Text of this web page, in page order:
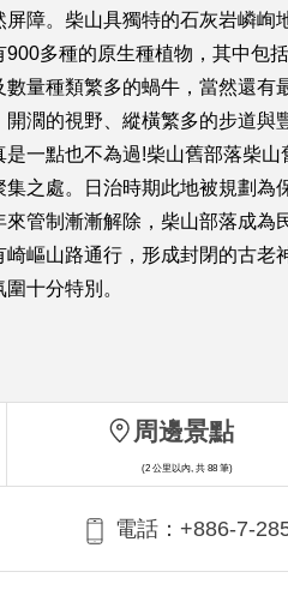
障。柴山具獨特的石灰岩嶙
多種的原生種植物，其中
量種類繁多的蝸牛，當然還
濶的視野、縱橫繁多的步道
一點也不為過!柴山舊部落柴
之處。日治時期此地被規劃
管制漸漸解除，柴山部落成
嶇山路通行，形成封閉的古
十分特別。
電話：+886-7-
周邊景點
(2 公里以內, 共 88 筆)